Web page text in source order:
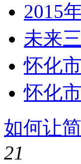
2015
未来
怀化
怀化
如何让
21